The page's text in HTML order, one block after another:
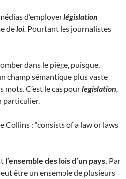
d’employerlégislation
deloi. Pourtant les journalistes
dans le piège, puisque,
champ sémantique plus vaste
C’est le cas pourlegislation,
particulier.
: “consists of a law or laws
l’ensemble des lois d’un pays. Par
être un ensemble de plusieurs